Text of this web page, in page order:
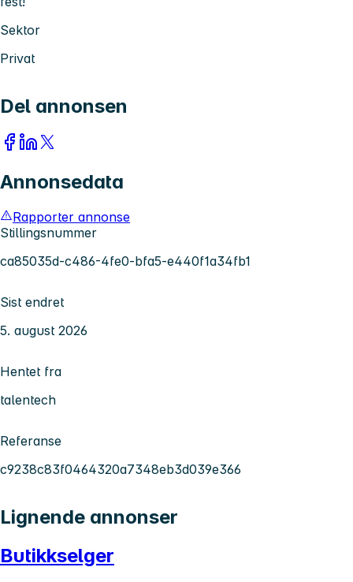
Sektor
Privat
Del annonsen
Annonsedata
Rapporter annonse
Stillingsnummer
ca85035d-c486-4fe0-bfa5-e440f1a34fb1
Sist endret
5. august 2026
Hentet fra
talentech
Referanse
c9238c83f0464320a7348eb3d039e366
Lignende annonser
Butikkselger